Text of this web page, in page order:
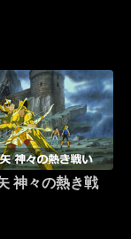
神々の熱き戦